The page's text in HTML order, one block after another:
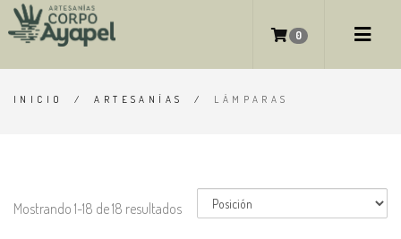
0
LÁMPARAS
INICIO /ARTESANÍAS / LÁMPARAS
Mostrando 1-18 de 18 resultados